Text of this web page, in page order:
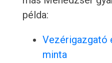
példa:
Vezérigazgató
minta